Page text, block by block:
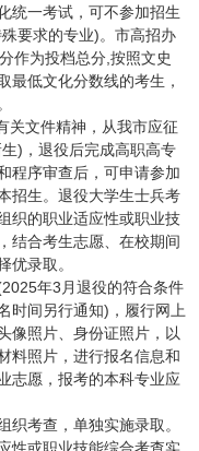
统一考试，可不参加招生
要求的专业)。市高招办
作为投档总分,按照文史
最低文化分数线的考生，
文件精神，从我市应征
)，退役后完成高职高专
程序审查后，可申请参加
招生。退役大学生士兵考
织的职业适应性或职业技
结合考生志愿、在校期间
优录取。
年3月退役的符合条件
时间另行通知)，履行网上
像照片、身份证照片，以
料照片，进行报名信息和
志愿，报考的本科专业应
考查，单独实施录取。